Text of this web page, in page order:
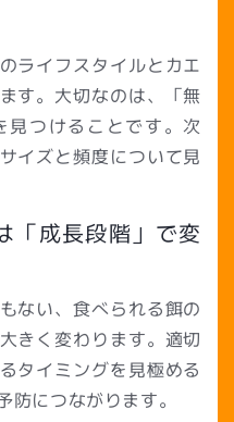
ライフスタイルとカエ
す。大切なのは、「無
つけることです。次
イズと頻度について見
「成長段階」で変
ない、食べられる餌の
きく変わります。適切
タイミングを見極める
防につながります。